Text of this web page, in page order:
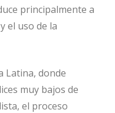
principalmente a
el uso de la
Latina, donde
muy bajos de
el proceso